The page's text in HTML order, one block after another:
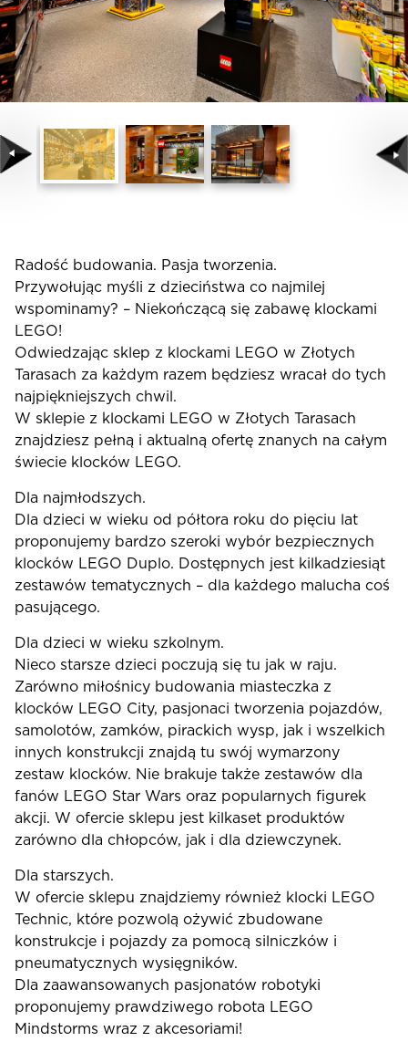
Radość budowania. Pasja tworzenia.
Przywołując myśli z dzieciństwa co najmilej
wspominamy? – Niekończącą się zabawę klockami
LEGO!
Odwiedzając sklep z klockami LEGO w Złotych
Tarasach za każdym razem będziesz wracał do tych
najpiękniejszych chwil.
W sklepie z klockami LEGO w Złotych Tarasach
znajdziesz pełną i aktualną ofertę znanych na całym
świecie klocków LEGO.
Dla najmłodszych.
Dla dzieci w wieku od półtora roku do pięciu lat
proponujemy bardzo szeroki wybór bezpiecznych
klocków LEGO Duplo. Dostępnych jest kilkadziesiąt
zestawów tematycznych – dla każdego malucha coś
pasującego.
Dla dzieci w wieku szkolnym.
Nieco starsze dzieci poczują się tu jak w raju.
Zarówno miłośnicy budowania miasteczka z
klocków LEGO City, pasjonaci tworzenia pojazdów,
samolotów, zamków, pirackich wysp, jak i wszelkich
innych konstrukcji znajdą tu swój wymarzony
zestaw klocków. Nie brakuje także zestawów dla
fanów LEGO Star Wars oraz popularnych figurek
akcji. W ofercie sklepu jest kilkaset produktów
zarówno dla chłopców, jak i dla dziewczynek.
Dla starszych.
W ofercie sklepu znajdziemy również klocki LEGO
Technic, które pozwolą ożywić zbudowane
konstrukcje i pojazdy za pomocą silniczków i
pneumatycznych wysięgników.
Dla zaawansowanych pasjonatów robotyki
proponujemy prawdziwego robota LEGO
Mindstorms wraz z akcesoriami!